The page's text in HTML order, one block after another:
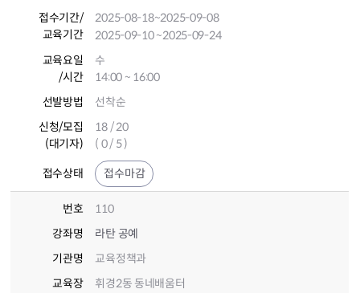
접수기간/
교육기간
2025-08-18~2025-09-08
2025-09-10~2025-09-24
교육요일
/시간
수
14:00 ~ 16:00
선발방법
선착순
신청/모집
(대기자)
18 / 20
( 0 / 5 )
접수상태 접수마감
번호
110
강좌명
라탄 공예
기관명
교육정책과
교육장
휘경2동 동네배움터